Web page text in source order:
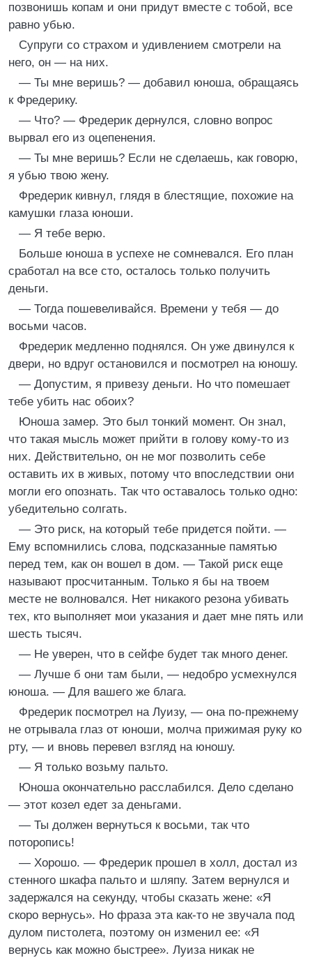
позвонишь копам и они придут вместе с тобой, все
равно убью.
Супруги со страхом и удивлением смотрели на
него, он — на них.
— Ты мне веришь? — добавил юноша, обращаясь
к Фредерику.
— Что? — Фредерик дернулся, словно вопрос
вырвал его из оцепенения.
— Ты мне веришь? Если не сделаешь, как говорю,
я убью твою жену.
Фредерик кивнул, глядя в блестящие, похожие на
камушки глаза юноши.
— Я тебе верю.
Больше юноша в успехе не сомневался. Его план
сработал на все сто, осталось только получить
деньги.
— Тогда пошевеливайся. Времени у тебя — до
восьми часов.
Фредерик медленно поднялся. Он уже двинулся к
двери, но вдруг остановился и посмотрел на юношу.
— Допустим, я привезу деньги. Но что помешает
тебе убить нас обоих?
Юноша замер. Это был тонкий момент. Он знал,
что такая мысль может прийти в голову кому-то из
них. Действительно, он не мог позволить себе
оставить их в живых, потому что впоследствии они
могли его опознать. Так что оставалось только одно:
убедительно солгать.
— Это риск, на который тебе придется пойти. —
Ему вспомнились слова, подсказанные памятью
перед тем, как он вошел в дом. — Такой риск еще
называют просчитанным. Только я бы на твоем
месте не волновался. Нет никакого резона убивать
тех, кто выполняет мои указания и дает мне пять или
шесть тысяч.
— Не уверен, что в сейфе будет так много денег.
— Лучше б они там были, — недобро усмехнулся
юноша. — Для вашего же блага.
Фредерик посмотрел на Луизу, — она по-прежнему
не отрывала глаз от юноши, молча прижимая руку ко
рту, — и вновь перевел взгляд на юношу.
— Я только возьму пальто.
Юноша окончательно расслабился. Дело сделано
— этот козел едет за деньгами.
— Ты должен вернуться к восьми, так что
поторопись!
— Хорошо. — Фредерик прошел в холл, достал из
стенного шкафа пальто и шляпу. Затем вернулся и
задержался на секунду, чтобы сказать жене: «Я
скоро вернусь». Но фраза эта как-то не звучала под
дулом пистолета, поэтому он изменил ее: «Я
вернусь как можно быстрее». Луиза никак не